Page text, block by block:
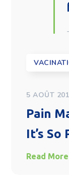
5 AOÛT
Pain
It’s So
Read More